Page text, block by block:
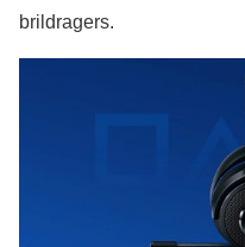
brildragers.